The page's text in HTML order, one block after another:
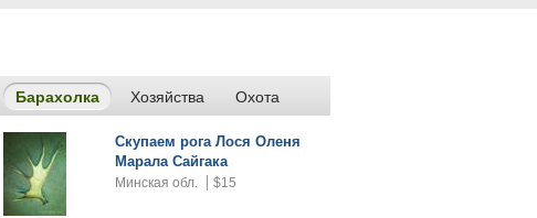
Барахолка Хозяйства Охота
Скупаем рога Лося Оленя
Марала Сайгака
Минская обл. $15